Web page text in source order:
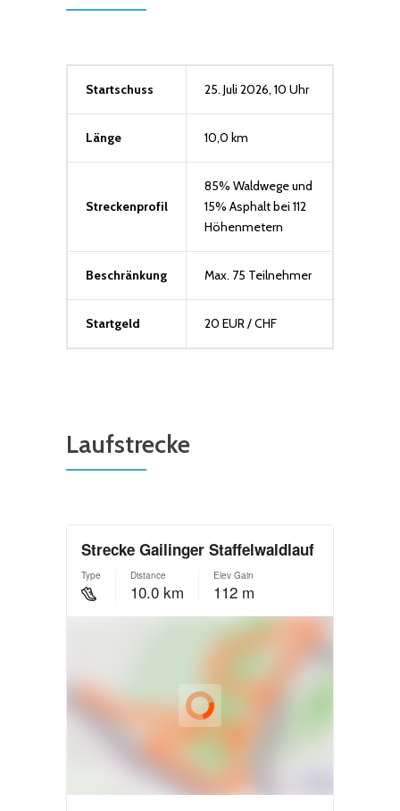
Startschuss 25. Juli 2026, 10 Uhr
Länge 10,0 km
Streckenprofil
85% Waldwege und
15% Asphalt bei 112
Höhenmetern
Beschränkung Max. 75 Teilnehmer
Startgeld 20 EUR / CHF
Laufstrecke